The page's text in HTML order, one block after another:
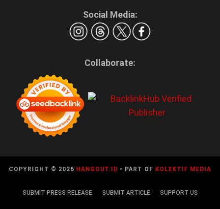
Social Media:
Collaborate:
COPYRIGHT © 2026 HANGOUT.ID • PART OF KOLEKTIF MEDIA
SUBMIT PRESS RELEASE SUBMIT ARTICLE SUPPORT US